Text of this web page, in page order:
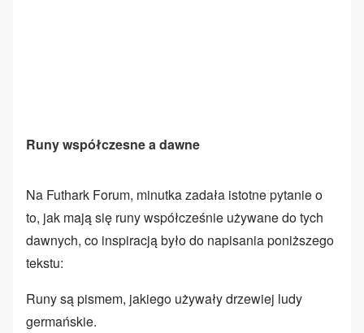
Runy współczesne a dawne
Na Futhark Forum, minutka zadała istotne pytanie o
to, jak mają się runy współcześnie używane do tych
dawnych, co inspiracją było do napisania poniższego
tekstu:
Runy są pismem, jakiego używały drzewiej ludy
germańskie.